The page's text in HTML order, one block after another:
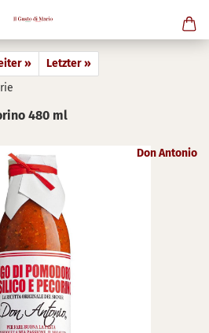
»
Letzter »
480 ml
Don Antonio